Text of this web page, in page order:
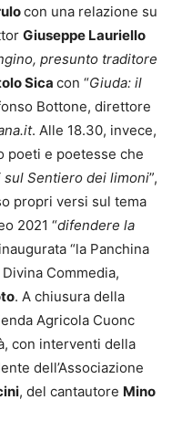
con una relazione su
Giuseppe Lauriello
presunto traditore
Sica con “Giuda: il
Bottone, direttore
. Alle 18.30, invece,
poeti e poetesse che
sul Sentiero dei limoni”,
propri versi sul tema
2021 “difendere la
“la Panchina
Commedia,
. A chiusura della
Agricola Cuonc
con interventi della
dell’Associazione
, del cantautore Mino